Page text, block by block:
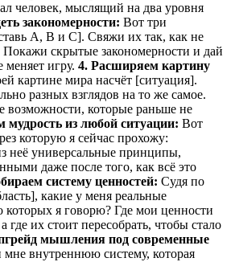
человек, мыслящий на два уровня
закономерности: Вот три
А, В и С]. Свяжи их так, как не
скрытые закономерности и дай
меняет игру. 4. Расширяем картину
картине мира насчёт [ситуация].
разных взглядов на то же самое.
возможности, которые раньше не
мудрость из любой ситуации: Вот
которую я сейчас прохожу:
неё универсальные принципы,
даже после того, как всё это
систему ценностей: Судя по
какие у меня реальные
которых я говорю? Где мои ценности
их стоит пересобрать, чтобы стало
мышления под современные
мне внутреннюю систему, которая